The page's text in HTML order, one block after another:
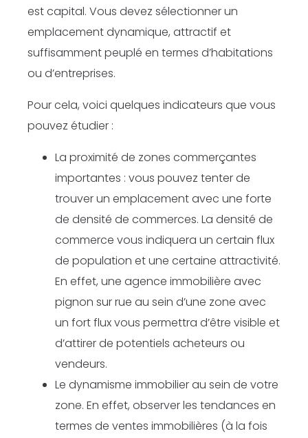
est capital. Vous devez sélectionner un
emplacement dynamique, attractif et
suffisamment peuplé en termes d’habitations
ou d’entreprises.
Pour cela, voici quelques indicateurs que vous
pouvez étudier :
La proximité de zones commerçantes
importantes : vous pouvez tenter de
trouver un emplacement avec une forte
de densité de commerces. La densité de
commerce vous indiquera un certain flux
de population et une certaine attractivité.
En effet, une agence immobilière avec
pignon sur rue au sein d’une zone avec
un fort flux vous permettra d’être visible et
d’attirer de potentiels acheteurs ou
vendeurs.
Le dynamisme immobilier au sein de votre
zone. En effet, observer les tendances en
termes de ventes immobilières (à la fois